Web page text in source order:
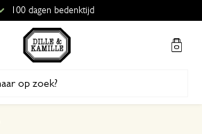
100 dagen bedenktijd